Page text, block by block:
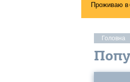
Проживаю в
Головна